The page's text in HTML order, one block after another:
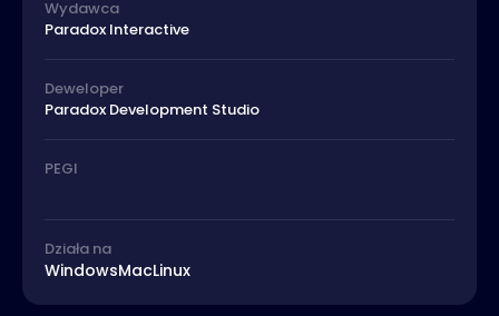
Wydawca
Paradox Interactive
Deweloper
Paradox Development Studio
PEGI
Działa na
WindowsMacLinux